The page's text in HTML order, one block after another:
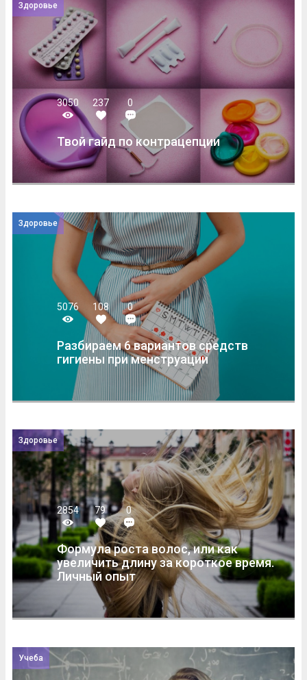
Здоровье
3050 237 0
Твой гайд по контрацепции
Здоровье
5076 108 0
Разбираем 6 вариантов средств
гигиены при менструации
Здоровье
2854 79 0
Формула роста волос, или как
увеличить длину за короткое время.
Личный опыт
Учеба